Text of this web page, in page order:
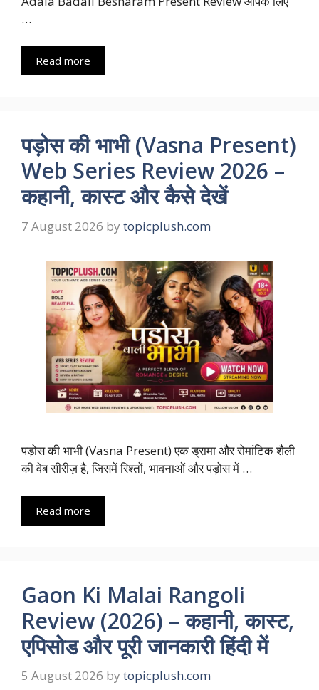
…
Read more
पड़ोस की भाभी (Vasna Present)
Web Series Review 2026 –
कहानी, कास्ट और कैसे देखें
7 August 2026 by topicplush.com
पड़ोस की भाभी (Vasna Present) एक ड्रामा और रोमांटिक शैली
की वेब सीरीज़ है, जिसमें रिश्तों, भावनाओं और पड़ोस में …
Read more
Gaon Ki Malai Rangoli
Review (2026) – कहानी, कास्ट,
एपिसोड और पूरी जानकारी हिंदी में
5 August 2026 by topicplush.com